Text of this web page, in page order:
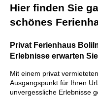
Hier finden Sie
schönes
Privat Ferienhaus
Erlebnisse erwarten Sie
Mit einem privat
Ausgangspunkt für Ihren
unvergessliche Erlebnisse